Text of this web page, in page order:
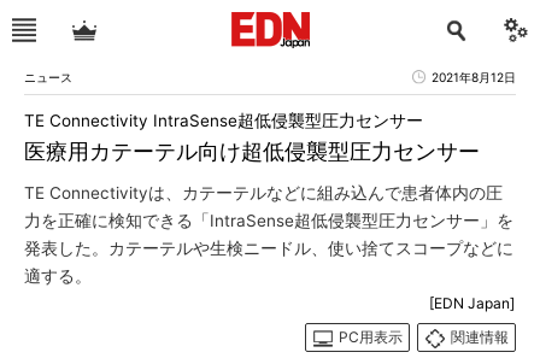
ニュース 2021年8月12日
医療用カテーテル向け超低侵襲型圧力センサー
TE Connectivity IntraSense超低侵襲型圧力センサー
TE Connectivityは、カテーテルなどに組み込んで患者体内の圧
力を正確に検知できる「IntraSense超低侵襲型圧力センサー」を
発表した。カテーテルや生検ニードル、使い捨てスコープなどに
適する。
[EDN Japan]
PC用表示
関連情報